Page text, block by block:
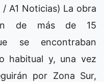
A1 Noticias) La obra
de más de 15
se encontraban
habitual y, una vez
por Zona Sur,